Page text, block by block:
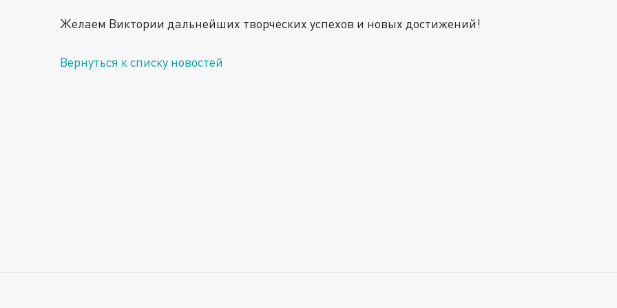
Желаем Виктории дальнейших творческих успехов и новых достижений!
Вернуться к списку новостей